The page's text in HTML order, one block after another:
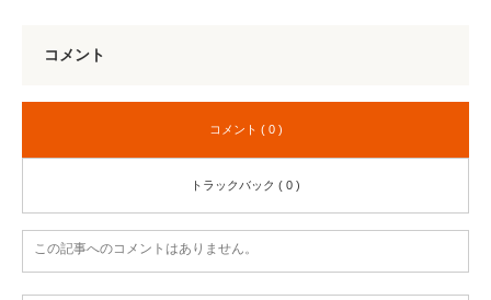
コメント
コメント ( 0 )
トラックバック ( 0 )
この記事へのコメントはありません。